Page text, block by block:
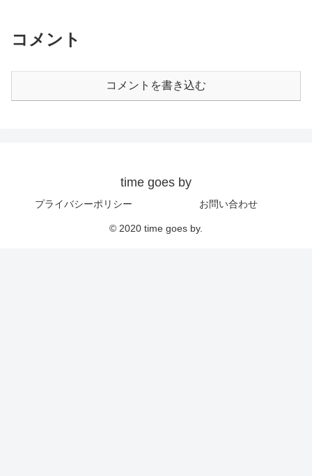
コメント
コメントを書き込む
time goes by
プライバシーポリシー お問い合わせ
© 2020 time goes by.